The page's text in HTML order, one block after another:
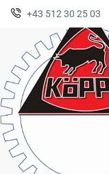
+43 512 30 25 03